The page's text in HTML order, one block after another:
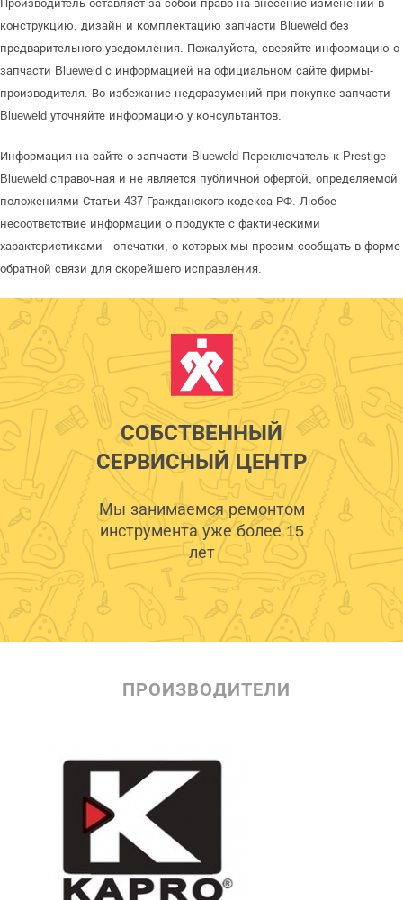
Производитель оставляет за собой право на внесение изменений в
конструкцию, дизайн и комплектацию запчасти Blueweld без
предварительного уведомления. Пожалуйста, сверяйте информацию о
запчасти Blueweld с информацией на официальном сайте фирмы-
производителя. Во избежание недоразумений при покупке запчасти
Blueweld уточняйте информацию у консультантов.
Информация на сайте о запчасти Blueweld Переключатель к Prestige
Blueweld справочная и не является публичной офертой, определяемой
положениями Статьи 437 Гражданского кодекса РФ. Любое
несоответствие информации о продукте с фактическими
характеристиками - опечатки, о которых мы просим сообщать в форме
обратной связи для скорейшего исправления.
СОБСТВЕННЫЙ
СЕРВИСНЫЙ ЦЕНТР
Мы занимаемся ремонтом
инструмента уже более 15
лет
ПРОИЗВОДИТЕЛИ